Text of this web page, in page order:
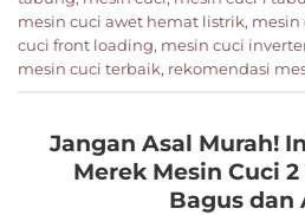
mesin cuci awet hemat listrik, mesin
cuci front loading, mesin cuci
mesin cuci terbaik, rekomendasi
Jangan Asal Murah!
Merek Mesin Cuci
Bagus dan